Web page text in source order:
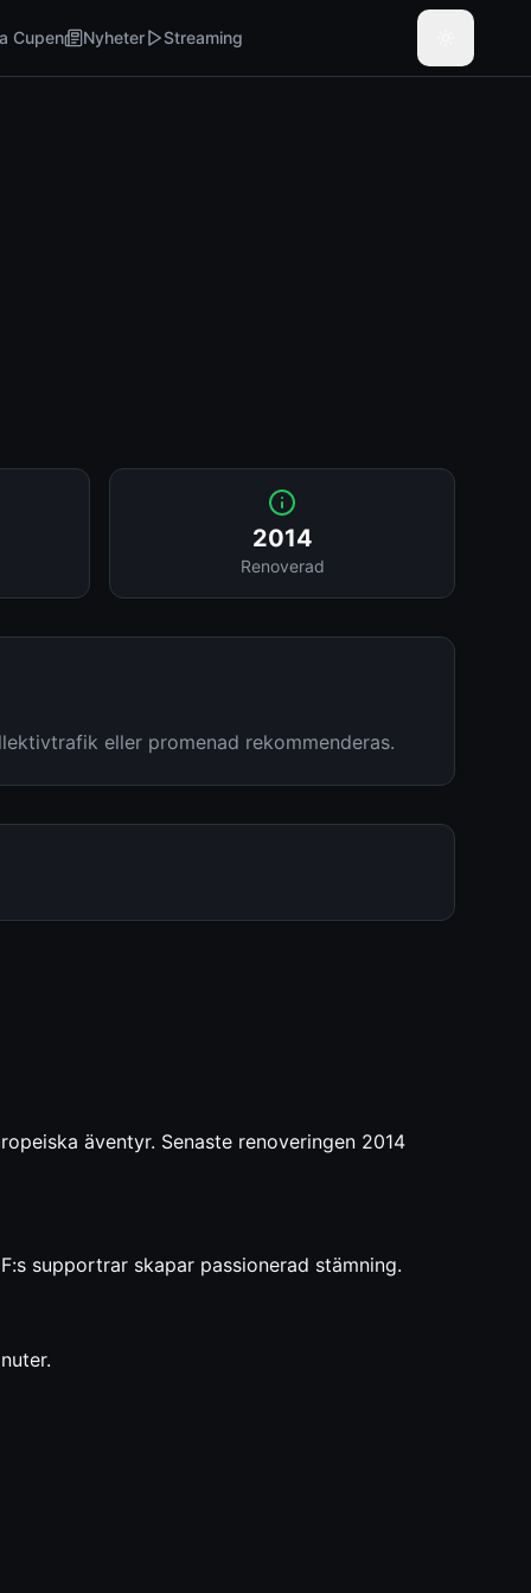
Cupen Nyheter Streaming
2014
Renoverad
eller promenad rekommenderas.
äventyr. Senaste renoveringen 2014
supportrar skapar passionerad stämning.